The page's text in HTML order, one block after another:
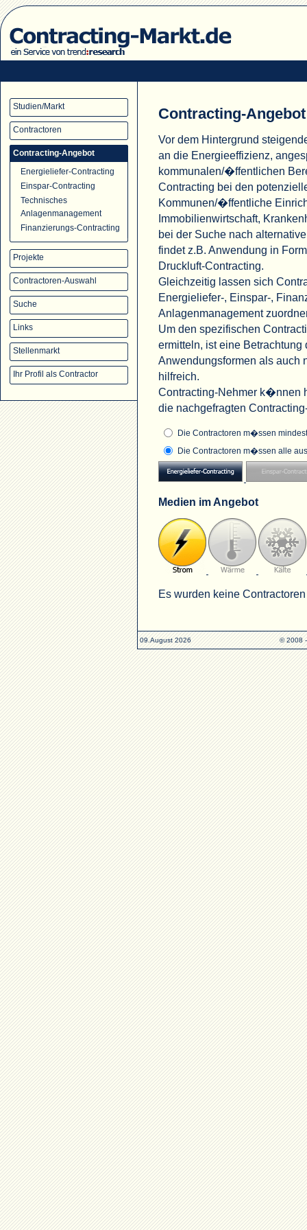
Studien/Markt
Contractoren
Contracting-Angebot
Energieliefer-Contracting
Einspar-Contracting
Technisches
Anlagenmanagement
Finanzierungs-Contracting
Projekte
Contractoren-Auswahl
Suche
Links
Stellenmarkt
Ihr Profil als Contractor
Contracting-Angebot
Vor dem Hintergrund
an die Energieeffizienz,
kommunalen/�ffentlichen
Contracting bei den
Kommunen/�ffentliche
Immobilienwirtschaft,
bei der Suche nach
findet z.B. Anwendung in
Druckluft-Contracting.
Gleichzeitig lassen sich
Energieliefer-, Einspar-,
Anlagenmanagement
Um den spezifischen
ermitteln, ist eine
Anwendungsformen als auch
hilfreich.
Contracting-Nehmer k�nnen
die nachgefragten
Die Contractoren m�ssen
Die Contractoren m�ssen alle
Medien im Angebot
Es wurden keine
09.August 2026 © 2008